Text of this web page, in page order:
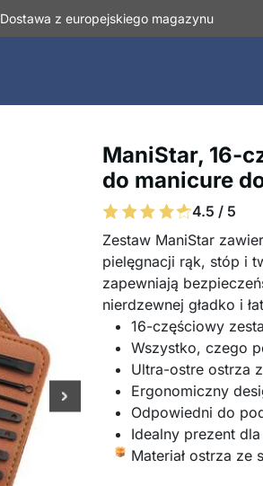
Dostawa z europejskiego magazynu
ManiStar, 16-
do manicure
4.5 / 5
Zestaw ManiStar
pielęgnacji rąk, stóp i
zapewniają
nierdzewnej gładko i
16-częściowy
Wszystko, czego
Ultra-ostre ostrza
Ergonomiczny
Odpowiedni do
Idealny prezent
Materiał ostrza ze